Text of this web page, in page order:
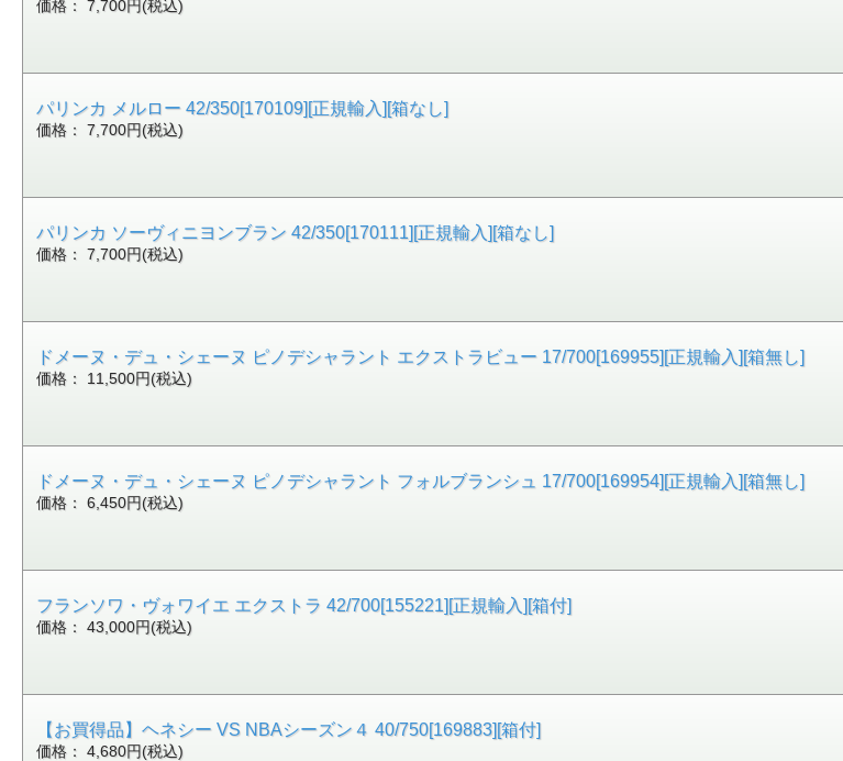
価格： 7,700円(税込)
パリンカ メルロー 42/350[170109][正規輸入][箱なし]
価格： 7,700円(税込)
パリンカ ソーヴィニヨンブラン 42/350[170111][正規輸入][箱なし]
価格： 7,700円(税込)
ドメーヌ・デュ・シェーヌ ピノデシャラント エクストラビュー 17/700[169955][正規輸入][箱無し]
価格： 11,500円(税込)
ドメーヌ・デュ・シェーヌ ピノデシャラント フォルブランシュ 17/700[169954][正規輸入][箱無し]
価格： 6,450円(税込)
フランソワ・ヴォワイエ エクストラ 42/700[155221][正規輸入][箱付]
価格： 43,000円(税込)
【お買得品】ヘネシー VS NBAシーズン４ 40/750[169883][箱付]
価格： 4,680円(税込)